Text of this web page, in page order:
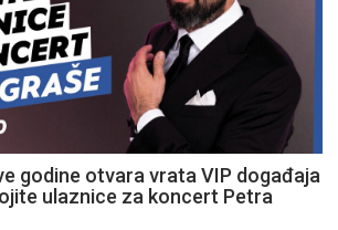
godine otvara vrata VIP događaja
ulaznice za koncert Petra